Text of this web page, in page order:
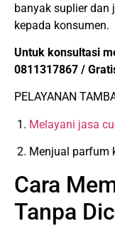
banyak suplier dan
kepada konsumen.
Untuk konsultasi
0811317867 /
PELAYANAN
1. Melayani jasa
2. Menjual parfum
Cara
Tanpa